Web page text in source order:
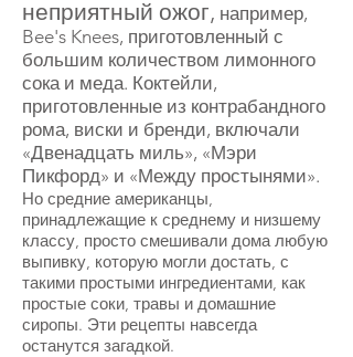
неприятный ожог, например,
Bee's Knees, приготовленный с
большим количеством лимонного
сока и меда. Коктейли,
приготовленные из контрабандного
рома, виски и бренди, включали
«Двенадцать миль», «Мэри
Пикфорд» и «Между простынями».
Но средние американцы,
принадлежащие к среднему и низшему
классу, просто смешивали дома любую
выпивку, которую могли достать, с
такими простыми ингредиентами, как
простые соки, травы и домашние
сиропы. Эти рецепты навсегда
останутся загадкой.